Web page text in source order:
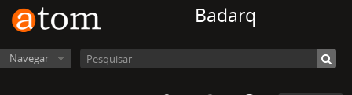
Badarq
Navegar